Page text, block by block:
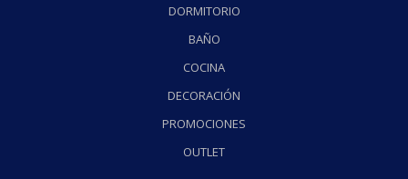
DORMITORIO
BAÑO
COCINA
DECORACIÓN
PROMOCIONES
OUTLET